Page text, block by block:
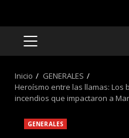
MENÚ
Inicio
GENERALES
Heroísmo entre las llamas: Los
incendios que impactaron a
GENERALES